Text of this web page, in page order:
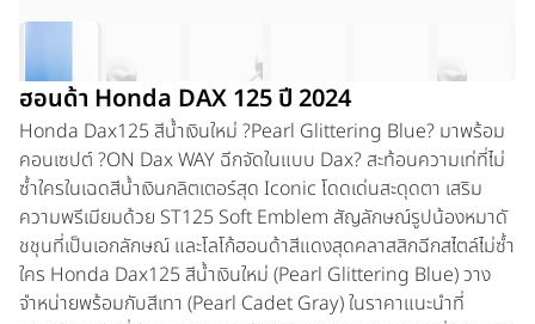
ฮอนด้า Honda DAX 125 ปี 2024
Honda Dax125 สีน้ำเงินใหม่ ?Pearl Glittering Blue? มาพร้อม
คอนเซปต์ ?ON Dax WAY ฉีกจัดในแบบ Dax? สะท้อนความเท่ที่ไม่
ซ้ำใครในเฉดสีน้ำเงินกลิตเตอร์สุด Iconic โดดเด่นสะดุดตา เสริม
ความพรีเมียมด้วย ST125 Soft Emblem สัญลักษณ์รูปน้องหมาดั
ชชุนที่เป็นเอกลักษณ์ และโลโก้ฮอนด้าสีแดงสุดคลาสสิกฉีกสไตล์ไม่ซ้ำ
ใคร Honda Dax125 สีน้ำเงินใหม่ (Pearl Glittering Blue) วาง
จำหน่ายพร้อมกับสีเทา (Pearl Cadet Gray) ในราคาแนะนำที่